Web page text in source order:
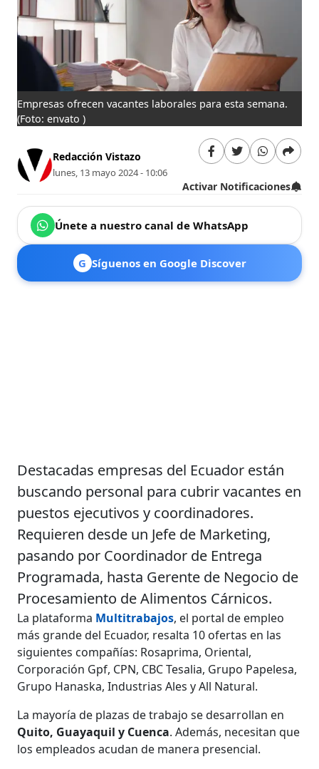
Empresas ofrecen vacantes laborales para esta semana.
(Foto: envato )
Redacción Vistazo
lunes, 13 mayo 2024 - 10:06
Activar Notificaciones
Únete a nuestro canal de WhatsApp
G Síguenos en Google Discover
Destacadas empresas del Ecuador están
buscando personal para cubrir vacantes en
puestos ejecutivos y coordinadores.
Requieren desde un Jefe de Marketing,
pasando por Coordinador de Entrega
Programada, hasta Gerente de Negocio de
Procesamiento de Alimentos Cárnicos.
La plataforma Multitrabajos, el portal de empleo
más grande del Ecuador, resalta 10 ofertas en las
siguientes compañías: Rosaprima, Oriental,
Corporación Gpf, CPN, CBC Tesalia, Grupo Papelesa,
Grupo Hanaska, Industrias Ales y All Natural.
La mayoría de plazas de trabajo se desarrollan en
Quito, Guayaquil y Cuenca. Además, necesitan que
los empleados acudan de manera presencial.